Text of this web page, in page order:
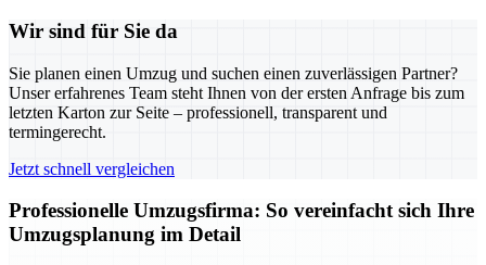
Wir sind für Sie da
Sie planen einen Umzug und suchen einen zuverlässigen Partner?
Unser erfahrenes Team steht Ihnen von der ersten Anfrage bis zum
letzten Karton zur Seite – professionell, transparent und
termingerecht.
Jetzt schnell vergleichen
Professionelle Umzugsfirma: So vereinfacht sich Ihre
Umzugsplanung im Detail